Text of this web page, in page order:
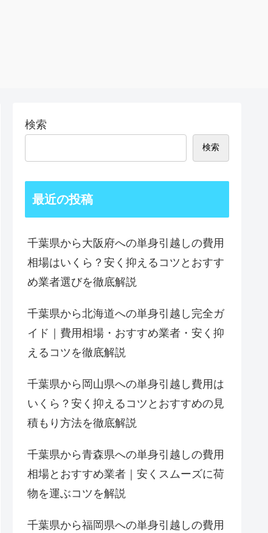
検索
検索
最近の投稿
千葉県から大阪府への単身引越しの費用
相場はいくら？安く抑えるコツとおすす
め業者選びを徹底解説
千葉県から北海道への単身引越し完全ガ
イド｜費用相場・おすすめ業者・安く抑
えるコツを徹底解説
千葉県から岡山県への単身引越し費用は
いくら？安く抑えるコツとおすすめの見
積もり方法を徹底解説
千葉県から青森県への単身引越しの費用
相場とおすすめ業者｜安くスムーズに荷
物を運ぶコツを解説
千葉県から福岡県への単身引越しの費用